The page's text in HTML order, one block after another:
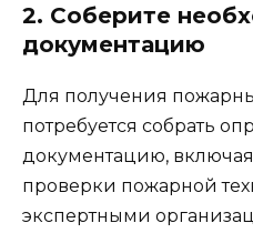
2. Соберите
документацию
Для получения
потребуется собрать
документацию,
проверки пожарной
экспертными